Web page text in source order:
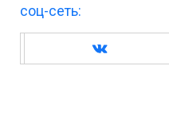
соц-сеть: